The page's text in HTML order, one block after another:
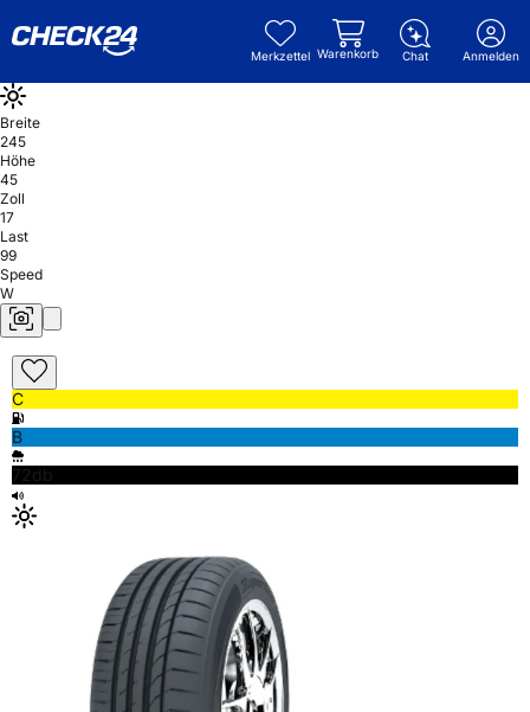
Merkzettel Warenkorb Chat Anmelden
Breite
245
Höhe
45
Zoll
17
Last
99
Speed
W
C
B
72db